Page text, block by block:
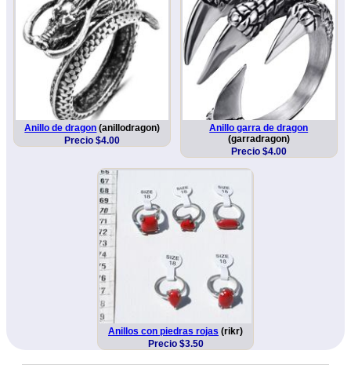
Anillo de dragon (anillodragon)
Precio $4.00
Anillo garra de dragon
(garradragon)
Precio $4.00
Anillos con piedras rojas (rikr)
Precio $3.50